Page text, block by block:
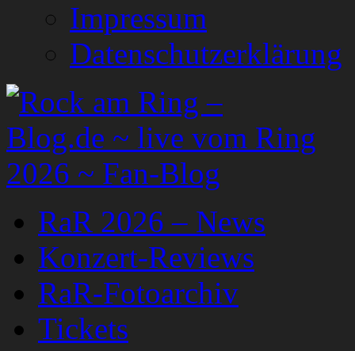
Impressum
Datenschutzerklärung
RaR 2026 – News
Konzert-Reviews
RaR-Fotoarchiv
Tickets